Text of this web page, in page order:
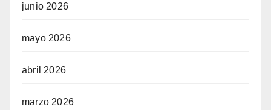
junio 2026
mayo 2026
abril 2026
marzo 2026